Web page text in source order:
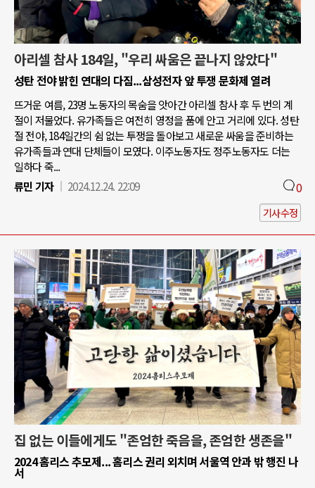
아리셀 참사 184일, "우리 싸움은 끝나지 않았다"
성탄 전야 밝힌 연대의 다짐...삼성전자 앞 투쟁 문화제 열려
뜨거운 여름, 23명 노동자의 목숨을 앗아간 아리셀 참사 후 두 번의 계
절이 저물었다. 유가족들은 여전히 영정을 품에 안고 거리에 있다. 성탄
절 전야, 184일간의 쉼 없는 투쟁을 돌아보고 새로운 싸움을 준비하는
유가족들과 연대 단체들이 모였다. 이주노동자도 정주노동자도 더는
일하다 죽...
류민 기자
2024.12.24. 22:09 0
기사수정
집 없는 이들에게도 "존엄한 죽음을, 존엄한 생존을"
2024 홈리스 추모제... 홈리스 권리 외치며 서울역 안과 밖 행진 나
서